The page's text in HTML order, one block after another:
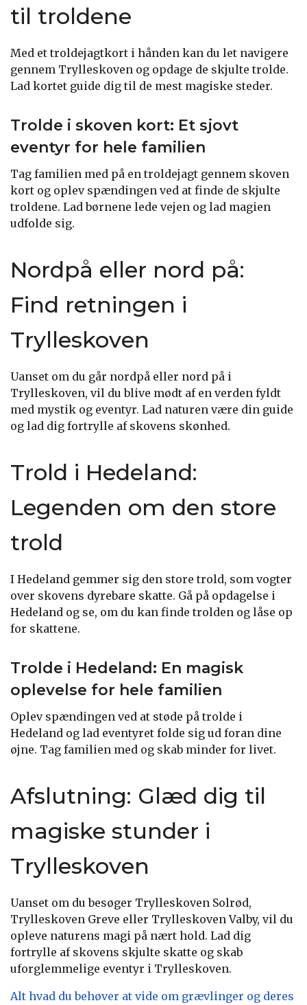
til troldene
Med et troldejagtkort i hånden kan du let navigere
gennem Trylleskoven og opdage de skjulte trolde.
Lad kortet guide dig til de mest magiske steder.
Trolde i skoven kort: Et sjovt
eventyr for hele familien
Tag familien med på en troldejagt gennem skoven
kort og oplev spændingen ved at finde de skjulte
troldene. Lad børnene lede vejen og lad magien
udfolde sig.
Nordpå eller nord på:
Find retningen i
Trylleskoven
Uanset om du går nordpå eller nord på i
Trylleskoven, vil du blive mødt af en verden fyldt
med mystik og eventyr. Lad naturen være din guide
og lad dig fortrylle af skovens skønhed.
Trold i Hedeland:
Legenden om den store
trold
I Hedeland gemmer sig den store trold, som vogter
over skovens dyrebare skatte. Gå på opdagelse i
Hedeland og se, om du kan finde trolden og låse op
for skattene.
Trolde i Hedeland: En magisk
oplevelse for hele familien
Oplev spændingen ved at støde på trolde i
Hedeland og lad eventyret folde sig ud foran dine
øjne. Tag familien med og skab minder for livet.
Afslutning: Glæd dig til
magiske stunder i
Trylleskoven
Uanset om du besøger Trylleskoven Solrød,
Trylleskoven Greve eller Trylleskoven Valby, vil du
opleve naturens magi på nært hold. Lad dig
fortrylle af skovens skjulte skatte og skab
uforglemmelige eventyr i Trylleskoven.
Alt hvad du behøver at vide om grævlinger og deres